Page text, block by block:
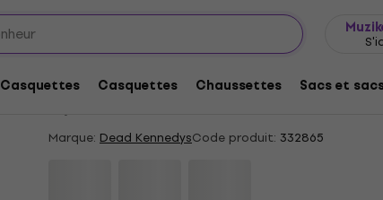
Casquettes Casquettes Chaussettes Sacs et
L'offre est terminée
Dead Kennedys Kill The Poor Red 2XL
Marque: Dead KennedysCode produit: 332865